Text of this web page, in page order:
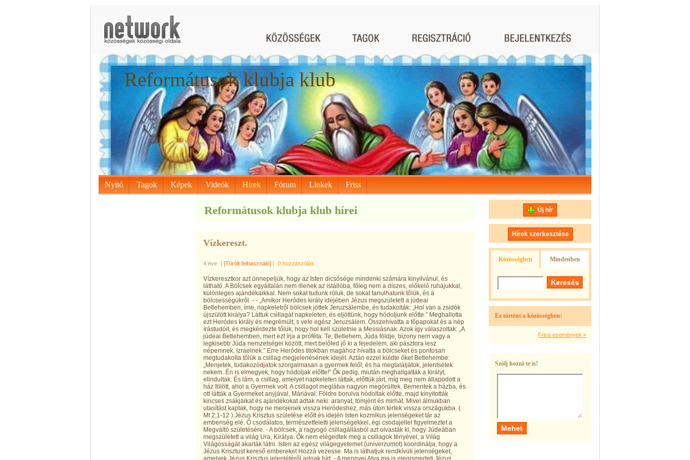
Reformátusok klubja klub
Nyitó Tagok Képek Videók Hírek Fórum Linkek Friss
Reformátusok klubja klub hírei
Vízkereszt.
4 éve | [Törölt felhasználó] | 0 hozzászólás
Vízkeresztkor azt ünnepeljük, hogy az Isten dicsősége mindenki számára kinyilvánul, és
látható. A Bölcsek egyáltalán nem illenek az istállóba, főleg nem a díszes, előkelő ruhájukkal,
különleges ajándékaikkal. Nem sokat tudunk róluk, de sokat tanulhatunk tőlük, és a
bölcsességükről. - - „Amikor Heródes király idejében Jézus megszületett a júdeai
Betlehemben, íme, napkeletről bölcsek jöttek Jeruzsálembe, és tudakolták: „Hol van a zsidók
újszülött királya? Láttuk csillagát napkeleten, és eljöttünk, hogy hódoljunk előtte.” Meghallotta
ezt Heródes király és megrémült, s vele egész Jeruzsálem. Összehívatta a főpapokat és a nép
írástudóit, és megkérdezte tőlük, hogy hol kell születnie a Messiásnak. Azok így válaszoltak: „A
júdeai Betlehemben, mert ezt írja a próféta: Te, Betlehem, Júda földje, bizony nem vagy a
legkisebb Júda nemzetségei között, mert belőled jő ki a fejedelem, aki pásztora lesz
népemnek, Izraelnek.” Erre Heródes titokban magához hívatta a bölcseket és pontosan
megtudakolta tőlük a csillag megjelenésének idejét. Aztán ezzel küldte őket Betlehembe:
„Menjetek, tudakozódjatok szorgalmasan a gyermek felől, és ha megtaláljátok, jelentsétek
nekem. Én is elmegyek, hogy hódoljak előtte!” Ők pedig, miután meghallgatták a királyt,
elindultak. És lám, a csillag, amelyet napkeleten láttak, előttük járt, míg meg nem állapodott a
ház fölött, ahol a Gyermek volt. A csillagot meglátva nagyon megörültek. Bementek a házba, és
ott látták a Gyermeket anyjával, Máriával. Földre borulva hódoltak előtte, majd kinyitották
kincses zsákjaikat és ajándékokat adtak neki: aranyat, tömjént és mirhát. Mivel álmukban
utasítást kaptak, hogy ne menjenek vissza Heródeshez, más úton tértek vissza országukba. (
Mt 2,1-12 ) Jézus Krisztus születése előtt és idején Isten kozmikus jelenségeket tár az
emberiség elé. Ő csodálatos, természetfeletti jelenségekkel, égi csodajellel figyelmeztet a
Megváltó születésére. - A bölcsek, a ragyogó csillagállásból azt olvasták ki, hogy Júdeában
megszületett a világ Ura, Királya. Ők nem elégedtek meg a csillagok fényével, a Világ
Világosságát akarták látni. Isten az egész világegyetemet (univerzumot) koordinálja, hogy a
Jézus Krisztust kereső embereket Hozzá vezesse. Ma is láthatjuk rendkívüli jelenségeket,
amelyek Jézus Krisztus jelenlétéről adnak hírt. - A mennyei Atya ma is megismerteti Jézus
Új hír
Hírek szerkesztése
Közösségben Mindenben
Ez történt a közösségben:
Friss események »
Szólj hozzá te is!